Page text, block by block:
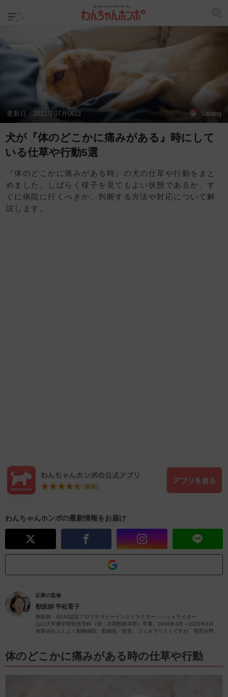
更新日： 2021年07月06日 Sarang
犬が『体のどこかに痛みがある』時にして
いる仕草や行動5選
『体のどこかに痛みがある時』の犬の仕草や行動をまと
めました。しばらく様子を見てもよい状態であるか、す
ぐに病院に行くべきか、判断する方法や対応について解
説します。
わんちゃんホンポの最新情報をお届け
記事の監修
獣医師 平松育子
獣医師・AEAJ認定アロマテラピーインストラクター・ペットライター
山口大学農学部獣医学科（現：共同獣医学部）卒業。2006年3月～2023年3月
有限会社ふくふく動物病院 取締役・院長。ジェネラリストですが、得意分野は
むアロマに関する情報をお届けします。
体のどこかに痛みがある時の仕草や行動